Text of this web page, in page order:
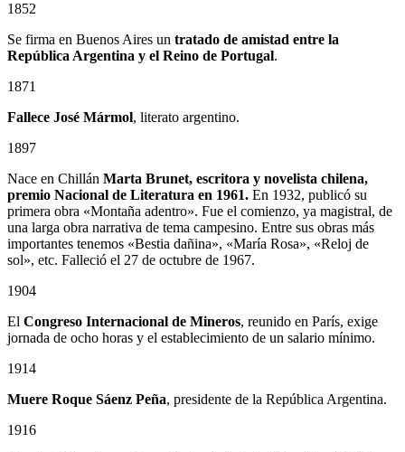
1852
Se firma en Buenos Aires un tratado de amistad entre la
República Argentina y el Reino de Portugal.
1871
Fallece José Mármol, literato argentino.
1897
Nace en Chillán Marta Brunet, escritora y novelista chilena,
premio Nacional de Literatura en 1961. En 1932, publicó su
primera obra «Montaña adentro». Fue el comienzo, ya magistral, de
una larga obra narrativa de tema campesino. Entre sus obras más
importantes tenemos «Bestia dañina», «María Rosa», «Reloj de
sol», etc. Falleció el 27 de octubre de 1967.
1904
El Congreso Internacional de Mineros, reunido en París, exige
jornada de ocho horas y el establecimiento de un salario mínimo.
1914
Muere Roque Sáenz Peña, presidente de la República Argentina.
1916